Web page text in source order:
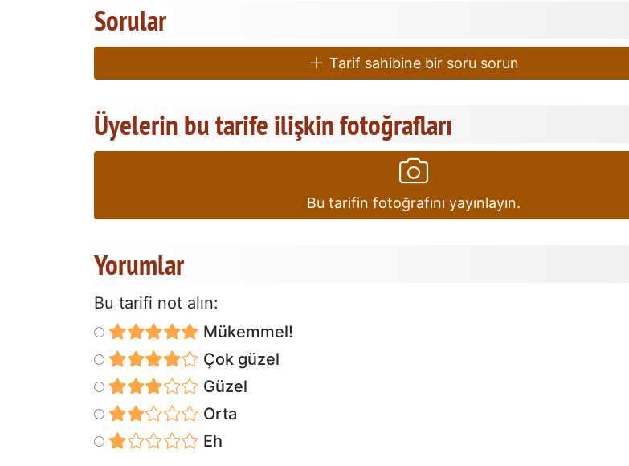
Sorular
Tarif sahibine bir soru sorun
Üyelerin bu tarife ilişkin fotoğrafları
Bu tarifin fotoğrafını yayınlayın.
Yorumlar
Bu tarifi not alın:
Mükemmel!
Çok güzel
Güzel
Orta
Eh